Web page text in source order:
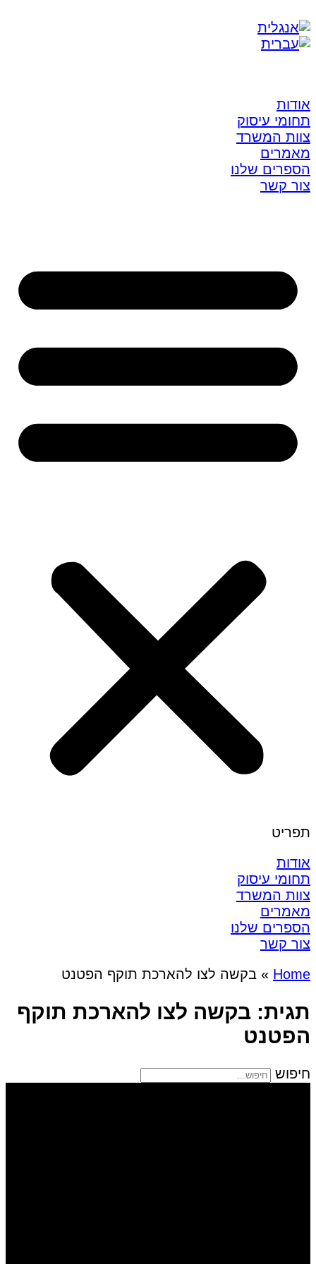
אודות
תחומי עיסוק
צוות המשרד
מאמרים
הספרים שלנו
צור קשר
תפריט
אודות
תחומי עיסוק
צוות המשרד
מאמרים
הספרים שלנו
צור קשר
Home
» בקשה לצו להארכת תוקף הפטנט
תגית: בקשה לצו להארכת תוקף
הפטנט
חיפוש